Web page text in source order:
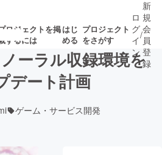
ロジェクトを掲
するには
はじ
める
プロジェクト
をさがす
ト
ロジェクト
ロ
グ
イ
ン
/
新
規
会
員
登
録
ーラル収録環境を
デート計画
ゲーム・サービス開発